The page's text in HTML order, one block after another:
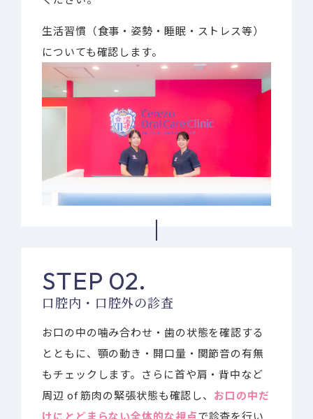
生活習慣（食事・姿勢・睡眠・ストレス等）
についても確認します。
STEP 02.
口腔内・口腔外の診査
お口の中の噛み合わせ・歯の状態を確認する
とともに、顎の動き・開口量・関節音の有無
もチェックします。さらに首や肩・背中など
周辺 of 筋肉の緊張状態も確認し、 お口の中だ